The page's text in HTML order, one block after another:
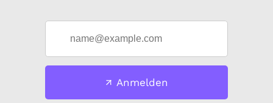
Anmelden